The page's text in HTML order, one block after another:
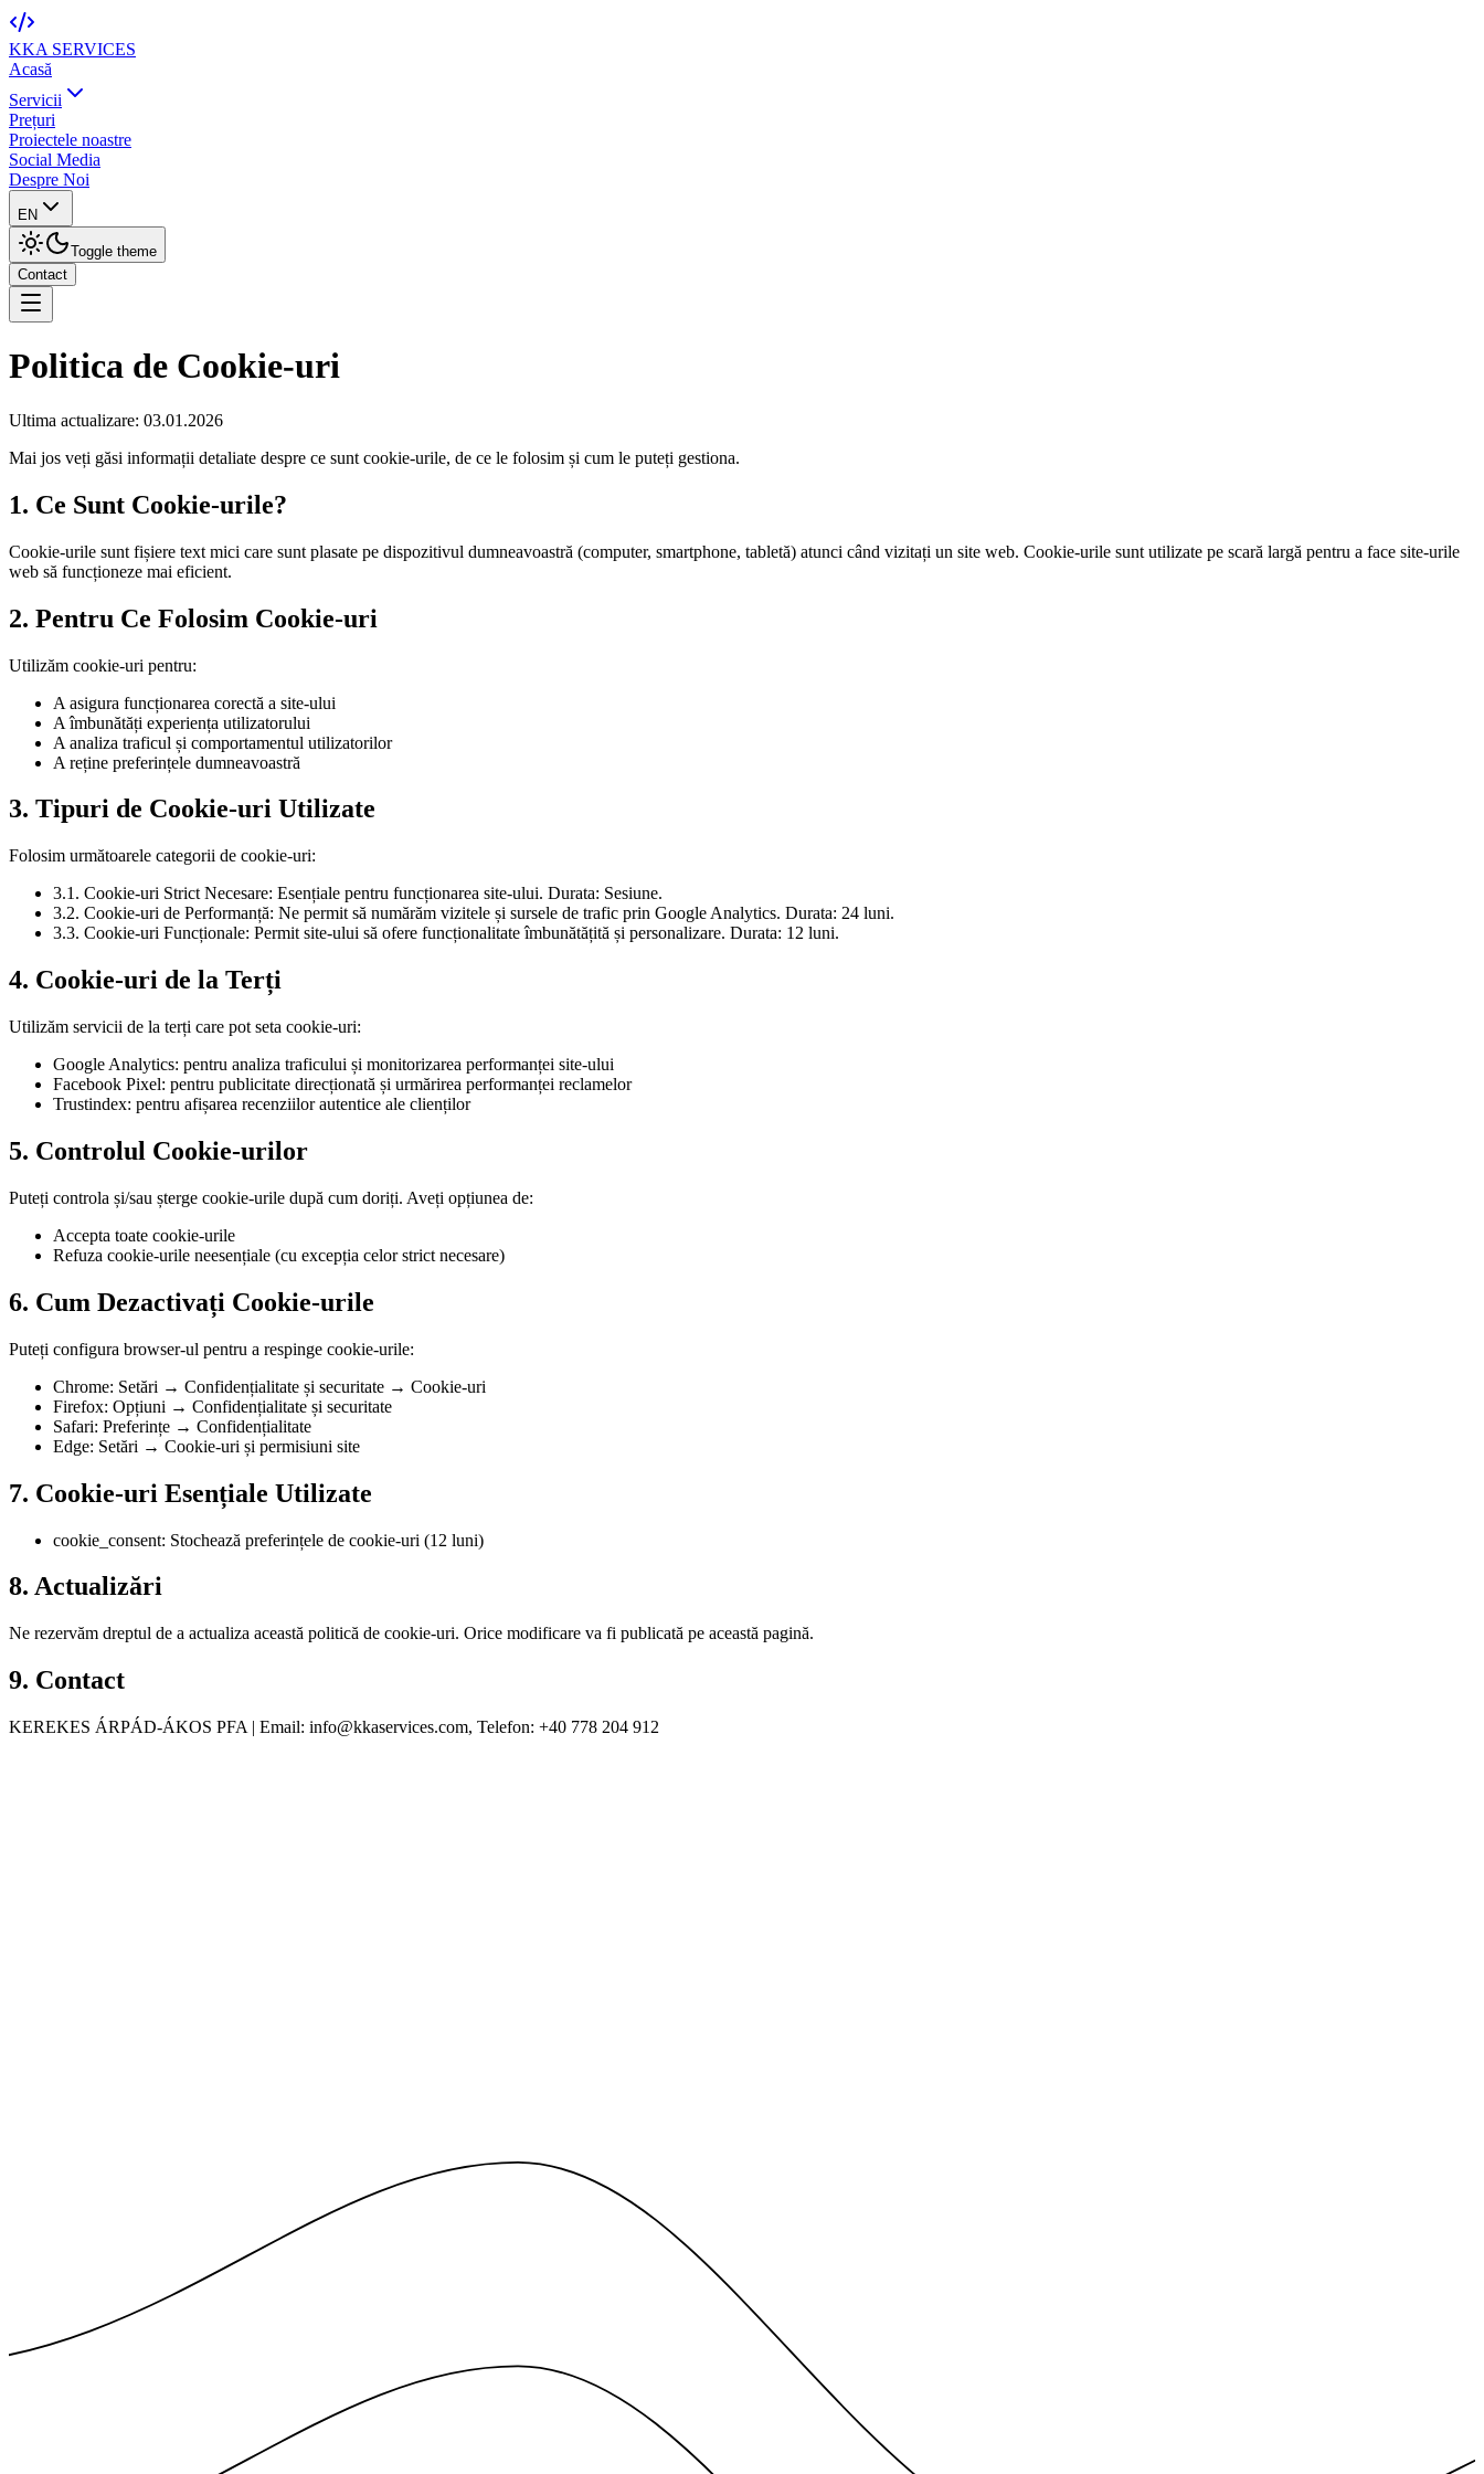
KKA SERVICES
Acasă
Servicii
Prețuri
Proiectele noastre
Social Media
Despre Noi
EN
Toggle theme
Contact
Politica de Cookie-uri
Ultima actualizare: 03.01.2026
Mai jos veți găsi informații detaliate despre ce sunt cookie-urile, de ce le folosim și cum le puteți gestiona.
1. Ce Sunt Cookie-urile?
Cookie-urile sunt fișiere text mici care sunt plasate pe dispozitivul dumneavoastră (computer, smartphone, tabletă) atunci când vizitați un site web. Cookie-urile sunt utilizate pe scară largă pentru a face site-urile
web să funcționeze mai eficient.
2. Pentru Ce Folosim Cookie-uri
Utilizăm cookie-uri pentru:
A asigura funcționarea corectă a site-ului
A îmbunătăți experiența utilizatorului
A analiza traficul și comportamentul utilizatorilor
A reține preferințele dumneavoastră
3. Tipuri de Cookie-uri Utilizate
Folosim următoarele categorii de cookie-uri:
3.1. Cookie-uri Strict Necesare: Esențiale pentru funcționarea site-ului. Durata: Sesiune.
3.2. Cookie-uri de Performanță: Ne permit să numărăm vizitele și sursele de trafic prin Google Analytics. Durata: 24 luni.
3.3. Cookie-uri Funcționale: Permit site-ului să ofere funcționalitate îmbunătățită și personalizare. Durata: 12 luni.
4. Cookie-uri de la Terți
Utilizăm servicii de la terți care pot seta cookie-uri:
Google Analytics: pentru analiza traficului și monitorizarea performanței site-ului
Facebook Pixel: pentru publicitate direcționată și urmărirea performanței reclamelor
Trustindex: pentru afișarea recenziilor autentice ale clienților
5. Controlul Cookie-urilor
Puteți controla și/sau șterge cookie-urile după cum doriți. Aveți opțiunea de:
Accepta toate cookie-urile
Refuza cookie-urile neesențiale (cu excepția celor strict necesare)
6. Cum Dezactivați Cookie-urile
Puteți configura browser-ul pentru a respinge cookie-urile:
Chrome: Setări → Confidențialitate și securitate → Cookie-uri
Firefox: Opțiuni → Confidențialitate și securitate
Safari: Preferințe → Confidențialitate
Edge: Setări → Cookie-uri și permisiuni site
7. Cookie-uri Esențiale Utilizate
cookie_consent: Stochează preferințele de cookie-uri (12 luni)
8. Actualizări
Ne rezervăm dreptul de a actualiza această politică de cookie-uri. Orice modificare va fi publicată pe această pagină.
9. Contact
KEREKES ÁRPÁD-ÁKOS PFA | Email: info@kkaservices.com, Telefon: +40 778 204 912